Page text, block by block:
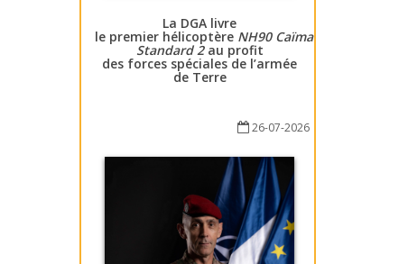
La DGA livre
le premier hélicoptère NH90 Caïman
Standard 2au profit
des forces spéciales de l’armée
de Terre
26-07-2026